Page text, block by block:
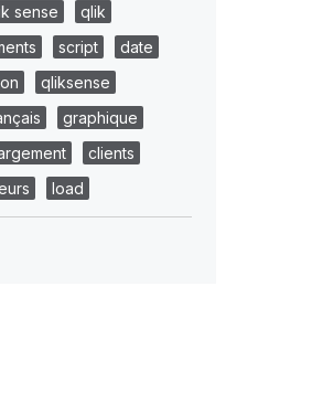
sense
qlik
script
date
qliksense
graphique
clients
load